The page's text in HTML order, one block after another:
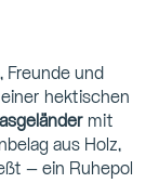
Freunde und
hektischen
mit
aus Holz,
– ein Ruhepol